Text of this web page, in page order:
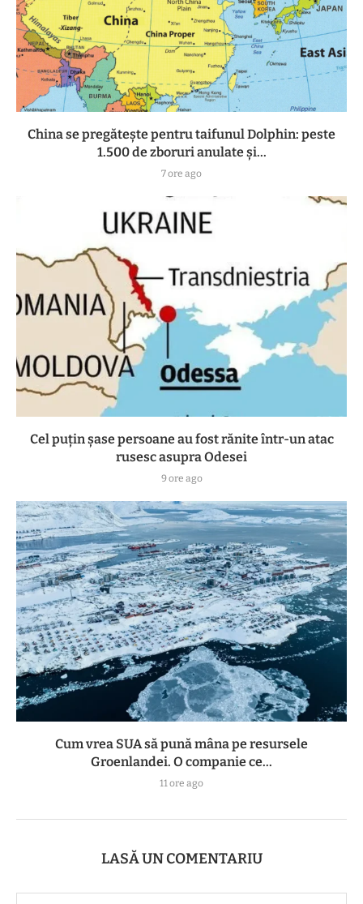
China se pregătește pentru taifunul Dolphin: peste
1.500 de zboruri anulate și...
7 ore ago
Cel puțin șase persoane au fost rănite într-un atac
rusesc asupra Odesei
9 ore ago
Cum vrea SUA să pună mâna pe resursele
Groenlandei. O companie ce...
11 ore ago
LASĂ UN COMENTARIU